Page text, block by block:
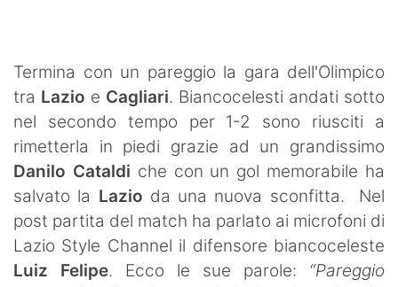
Termina con un pareggio la gara dell'Olimpico
tra Lazio e Cagliari. Biancocelesti andati sotto
nel secondo tempo per 1-2 sono riusciti a
rimetterla in piedi grazie ad un grandissimo
Danilo Cataldi che con un gol memorabile ha
salvato la Lazio da una nuova sconfitta. Nel
post partita del match ha parlato ai microfoni di
Lazio Style Channel il difensore biancoceleste
Luiz Felipe. Ecco le sue parole: “Pareggio